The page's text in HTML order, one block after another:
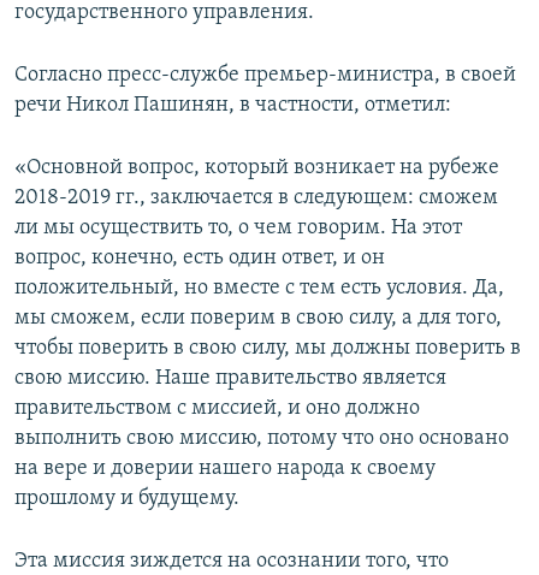
государственного управления.
Согласно пресс-службе премьер-министра, в своей
речи Никол Пашинян, в частности, отметил:
«Основной вопрос, который возникает на рубеже
2018-2019 гг., заключается в следующем: сможем
ли мы осуществить то, о чем говорим. На этот
вопрос, конечно, есть один ответ, и он
положительный, но вместе с тем есть условия. Да,
мы сможем, если поверим в свою силу, а для того,
чтобы поверить в свою силу, мы должны поверить в
свою миссию. Наше правительство является
правительством с миссией, и оно должно
выполнить свою миссию, потому что оно основано
на вере и доверии нашего народа к своему
прошлому и будущему.
Эта миссия зиждется на осознании того, что